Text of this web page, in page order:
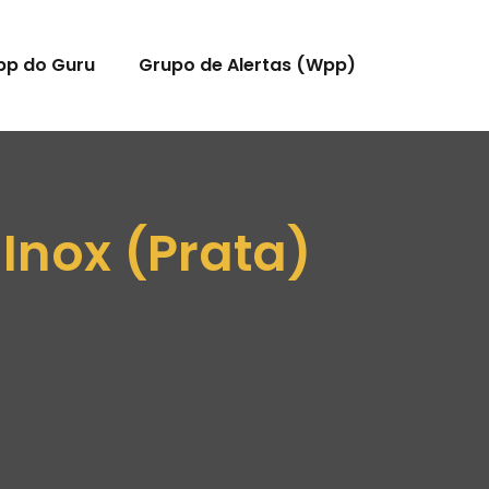
do Guru Grupo de Alertas (Wpp)
(Prata)